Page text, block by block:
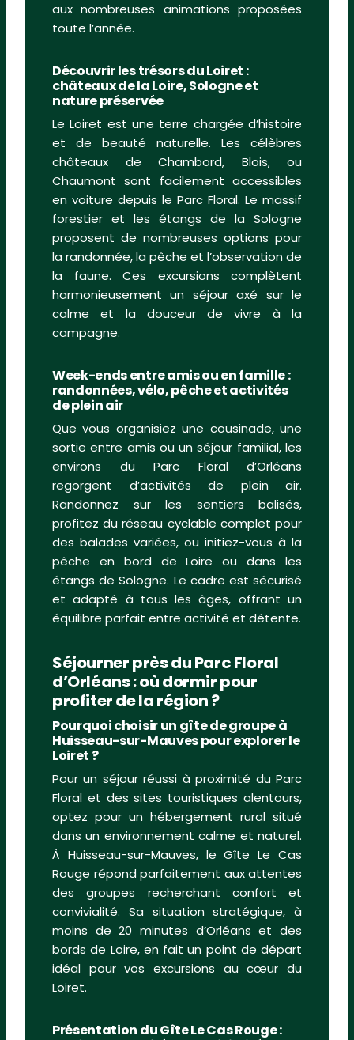
aux nombreuses animations proposées
toute l’année.
Découvrir les trésors du Loiret :
châteaux de la Loire, Sologne et
nature préservée
Le Loiret est une terre chargée d’histoire
et de beauté naturelle. Les célèbres
châteaux de Chambord, Blois, ou
Chaumont sont facilement accessibles
en voiture depuis le Parc Floral. Le massif
forestier et les étangs de la Sologne
proposent de nombreuses options pour
la randonnée, la pêche et l’observation de
la faune. Ces excursions complètent
harmonieusement un séjour axé sur le
calme et la douceur de vivre à la
campagne.
Week-ends entre amis ou en famille :
randonnées, vélo, pêche et activités
de plein air
Que vous organisiez une cousinade, une
sortie entre amis ou un séjour familial, les
environs du Parc Floral d’Orléans
regorgent d’activités de plein air.
Randonnez sur les sentiers balisés,
profitez du réseau cyclable complet pour
des balades variées, ou initiez-vous à la
pêche en bord de Loire ou dans les
étangs de Sologne. Le cadre est sécurisé
et adapté à tous les âges, offrant un
équilibre parfait entre activité et détente.
Séjourner près du Parc Floral
d’Orléans : où dormir pour
profiter de la région ?
Pourquoi choisir un gîte de groupe à
Huisseau-sur-Mauves pour explorer le
Loiret ?
Pour un séjour réussi à proximité du Parc
Floral et des sites touristiques alentours,
optez pour un hébergement rural situé
dans un environnement calme et naturel.
À Huisseau-sur-Mauves, leGîte Le Cas
Rouge répond parfaitement aux attentes
des groupes recherchant confort et
convivialité. Sa situation stratégique, à
moins de 20 minutes d’Orléans et des
bords de Loire, en fait un point de départ
idéal pour vos excursions au cœur du
Loiret.
Présentation du Gîte Le Cas Rouge :